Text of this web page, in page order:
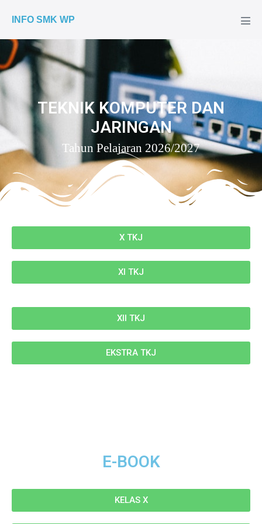
INFO SMK WP
TEKNIK KOMPUTER DAN
JARINGAN
Tahun Pelajaran 2026/2027
X TKJ
XI TKJ
XII TKJ
EKSTRA TKJ
E-BOOK
KELAS X